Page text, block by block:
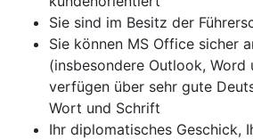
Sie sind im Besitz der
Sie können MS Office sicher
(insbesondere Outlook, Word
verfügen über sehr gute
Wort und Schrift
Ihr diplomatisches Geschick,